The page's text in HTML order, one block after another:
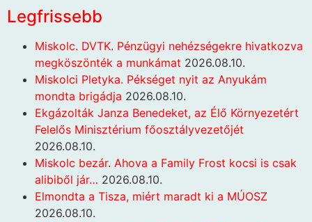
Legfrissebb
Miskolc. DVTK. Pénzügyi nehézségekre hivatkozva
megköszönték a munkámat 2026.08.10.
Miskolci Pletyka. Pékséget nyit az Anyukám
mondta brigádja 2026.08.10.
Ekgázolták Janza Benedeket, az Élő Környezetért
Felelős Minisztérium főosztályvezetőjét
2026.08.10.
Miskolc bezár. Ahova a Family Frost kocsi is csak
alibiből jár… 2026.08.10.
Elmondta a Tisza, miért maradt ki a MÚOSZ
2026.08.10.